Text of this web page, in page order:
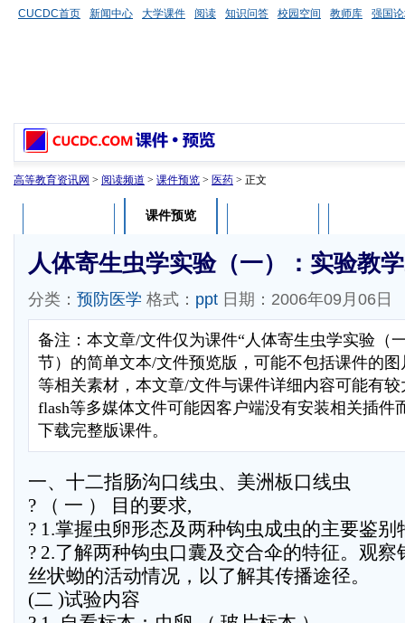
CUCDC首页 新闻中心 大学课件 阅读 知识问答 校园空间 教师库 强国
高等教育资讯网 > 阅读频道 > 课件预览 > 医药 > 正文
课件预览
人体寄生虫学实验（一）：实验教
分类： 预防医学 格式： ppt 日期：2006年09月06日
备注：本文章/文件仅为课件“人体寄生虫学实验（
节）的简单文本/文件预览版，可能不包括课件的
等相关素材，本文章/文件与课件详细内容可能有
flash等多媒体文件可能因客户端没有安装相关插件
下载完整版课件。
一、十二指肠沟口线虫、美洲板口线虫
? （ 一 ） 目的要求,
? 1.掌握虫卵形态及两种钩虫成虫的主要鉴别
? 2.了解两种钩虫口囊及交合伞的特征。观察
丝状蚴的活动情况，以了解其传播途径。
(二 )试验内容